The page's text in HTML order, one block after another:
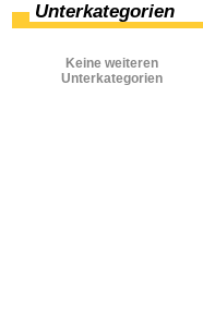
Unterkategorien
Keine weiteren
Unterkategorien